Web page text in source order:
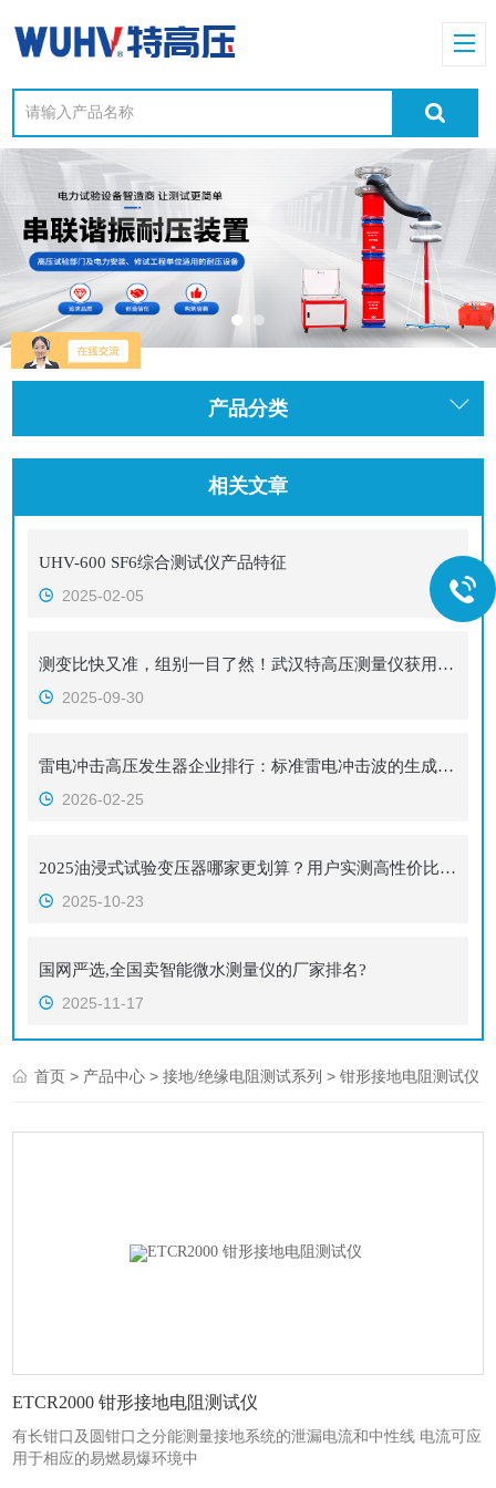
产品分类
相关文章
UHV-600 SF6综合测试仪产品特征
2025-02-05
测变比快又准，组别一目了然！武汉特高压测量仪获用户真实点赞
2025-09-30
雷电冲击高压发生器企业排行：标准雷电冲击波的生成技术与品牌选择
2026-02-25
2025油浸式试验变压器哪家更划算？用户实测高性价比品牌浮出水面！
2025-10-23
国网严选,全国卖智能微水测量仪的厂家排名?
2025-11-17
首页 > 产品中心 >接地/绝缘电阻测试系列 >钳形接地电阻测试仪
ETCR2000 钳形接地电阻测试仪
有长钳口及圆钳口之分能测量接地系统的泄漏电流和中性线 电流可应
用于相应的易燃易爆环境中